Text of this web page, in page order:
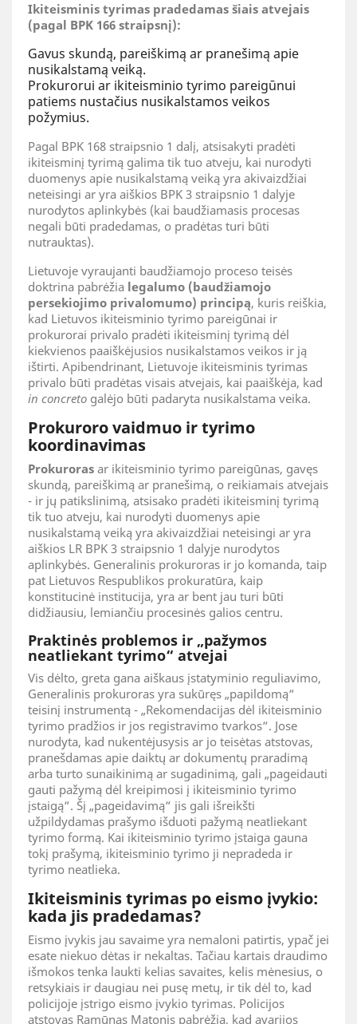
Ikiteisminis tyrimas pradedamas šiais atvejais
(pagal BPK 166 straipsnį):
Gavus skundą, pareiškimą ar pranešimą apie
nusikalstamą veiką.
Prokurorui ar ikiteisminio tyrimo pareigūnui
patiems nustačius nusikalstamos veikos
požymius.
Pagal BPK 168 straipsnio 1 dalį, atsisakyti pradėti
ikiteisminį tyrimą galima tik tuo atveju, kai nurodyti
duomenys apie nusikalstamą veiką yra akivaizdžiai
neteisingi ar yra aiškios BPK 3 straipsnio 1 dalyje
nurodytos aplinkybės (kai baudžiamasis procesas
negali būti pradedamas, o pradėtas turi būti
nutrauktas).
Lietuvoje vyraujanti baudžiamojo proceso teisės
doktrina pabrėžia legalumo (baudžiamojo
persekiojimo privalomumo) principą, kuris reiškia,
kad Lietuvos ikiteisminio tyrimo pareigūnai ir
prokurorai privalo pradėti ikiteisminį tyrimą dėl
kiekvienos paaiškėjusios nusikalstamos veikos ir ją
ištirti. Apibendrinant, Lietuvoje ikiteisminis tyrimas
privalo būti pradėtas visais atvejais, kai paaiškėja, kad
in concreto galėjo būti padaryta nusikalstama veika.
Prokuroro vaidmuo ir tyrimo
koordinavimas
Prokuroras ar ikiteisminio tyrimo pareigūnas, gavęs
skundą, pareiškimą ar pranešimą, o reikiamais atvejais
- ir jų patikslinimą, atsisako pradėti ikiteisminį tyrimą
tik tuo atveju, kai nurodyti duomenys apie
nusikalstamą veiką yra akivaizdžiai neteisingi ar yra
aiškios LR BPK 3 straipsnio 1 dalyje nurodytos
aplinkybės. Generalinis prokuroras ir jo komanda, taip
pat Lietuvos Respublikos prokuratūra, kaip
konstitucinė institucija, yra ar bent jau turi būti
didžiausiu, lemiančiu procesinės galios centru.
Praktinės problemos ir „pažymos
neatliekant tyrimo“ atvejai
Vis dėlto, greta gana aiškaus įstatyminio reguliavimo,
Generalinis prokuroras yra sukūręs „papildomą“
teisinį instrumentą - „Rekomendacijas dėl ikiteisminio
tyrimo pradžios ir jos registravimo tvarkos“. Jose
nurodyta, kad nukentėjusysis ar jo teisėtas atstovas,
pranešdamas apie daiktų ar dokumentų praradimą
arba turto sunaikinimą ar sugadinimą, gali „pageidauti
gauti pažymą dėl kreipimosi į ikiteisminio tyrimo
įstaigą“. Šį „pageidavimą“ jis gali išreikšti
užpildydamas prašymo išduoti pažymą neatliekant
tyrimo formą. Kai ikiteisminio tyrimo įstaiga gauna
tokį prašymą, ikiteisminio tyrimo ji nepradeda ir
tyrimo neatlieka.
Ikiteisminis tyrimas po eismo įvykio:
kada jis pradedamas?
Eismo įvykis jau savaime yra nemaloni patirtis, ypač jei
esate niekuo dėtas ir nekaltas. Tačiau kartais draudimo
išmokos tenka laukti kelias savaites, kelis mėnesius, o
retsykiais ir daugiau nei pusę metų, ir tik dėl to, kad
policijoje įstrigo eismo įvykio tyrimas. Policijos
atstovas Ramūnas Matonis pabrėžia, kad avarijos